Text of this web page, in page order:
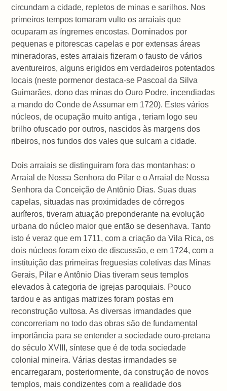
circundam a cidade, repletos de minas e sarilhos. Nos
primeiros tempos tomaram vulto os arraiais que
ocuparam as íngremes encostas. Dominados por
pequenas e pitorescas capelas e por extensas áreas
mineradoras, estes arraiais fizeram o fausto de vários
aventureiros, alguns erigidos em verdadeiros potentados
locais (neste pormenor destaca-se Pascoal da Silva
Guimarães, dono das minas do Ouro Podre, incendiadas
a mando do Conde de Assumar em 1720). Estes vários
núcleos, de ocupação muito antiga , teriam logo seu
brilho ofuscado por outros, nascidos às margens dos
ribeiros, nos fundos dos vales que sulcam a cidade.
Dois arraiais se distinguiram fora das montanhas: o
Arraial de Nossa Senhora do Pilar e o Arraial de Nossa
Senhora da Conceição de Antônio Dias. Suas duas
capelas, situadas nas proximidades de córregos
auríferos, tiveram atuação preponderante na evolução
urbana do núcleo maior que então se desenhava. Tanto
isto é veraz que em 1711, com a criação da Vila Rica, os
dois núcleos foram eixo de discussão, e em 1724, com a
instituição das primeiras freguesias coletivas das Minas
Gerais, Pilar e Antônio Dias tiveram seus templos
elevados à categoria de igrejas paroquiais. Pouco
tardou e as antigas matrizes foram postas em
reconstrução vultosa. As diversas irmandades que
concorreriam no todo das obras são de fundamental
importância para se entender a sociedade ouro-pretana
do século XVIII, síntese que é de toda sociedade
colonial mineira. Várias destas irmandades se
encarregaram, posteriormente, da construção de novos
templos, mais condizentes com a realidade dos